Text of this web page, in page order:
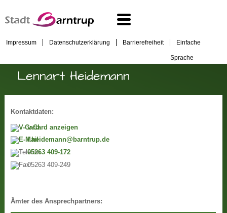
Impressum Datenschutzerklärung Barrierefreiheit Einfache
Sprache
Lennart Heidemann
Kontaktdaten:
v-Card anzeigen
l.heidemann@barntrup.de
05263 409-172
05263 409-249
Ämter des Ansprechpartners: